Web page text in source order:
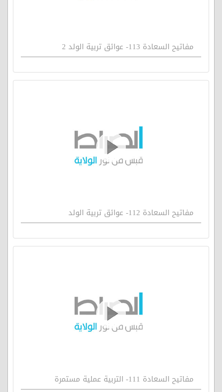
مفاتيح السعادة 113- عوائق تربية الولد 2
مفاتيح السعادة 112- عوائق تربية الولد
مفاتيح السعادة 111- التربية عملية مستمرة